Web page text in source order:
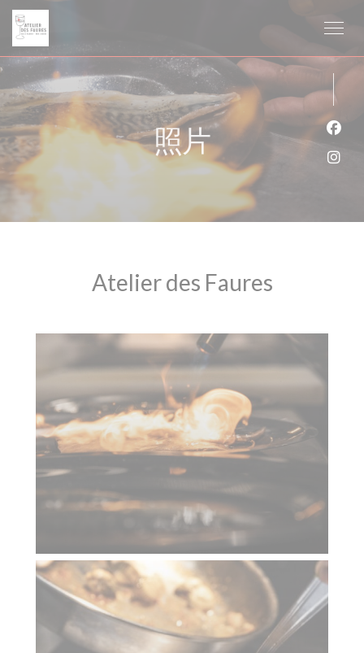
Cookie管理面板
照片
Atelier des Faures